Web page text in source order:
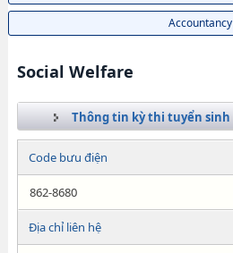
Accountancy
Social Welfare
Thông tin kỳ thi tuyển sinh
Code bưu điện
862-8680
Địa chỉ liên hệ